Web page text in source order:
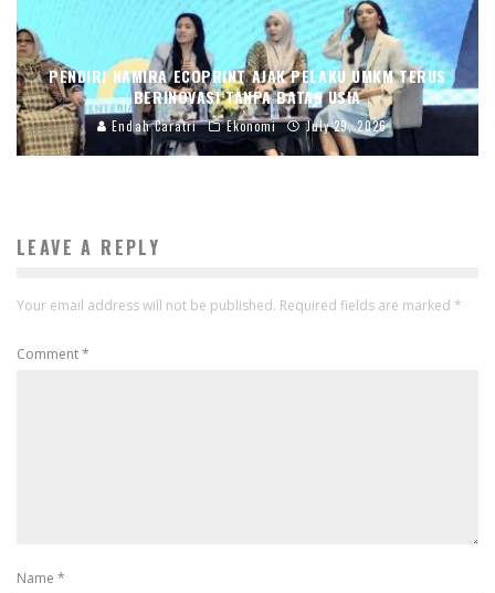
PENDIRI NAMIRA ECOPRINT AJAK PELAKU UMKM TERUS
BERINOVASI TANPA BATAS USIA
Endah Caratri Ekonomi July 29, 2026
LEAVE A REPLY
Your email address will not be published. Required fields are marked *
Comment*
Name *